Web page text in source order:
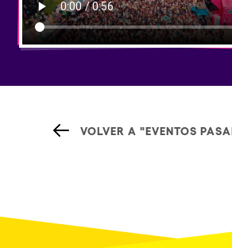
VOLVER A "EVENTOS